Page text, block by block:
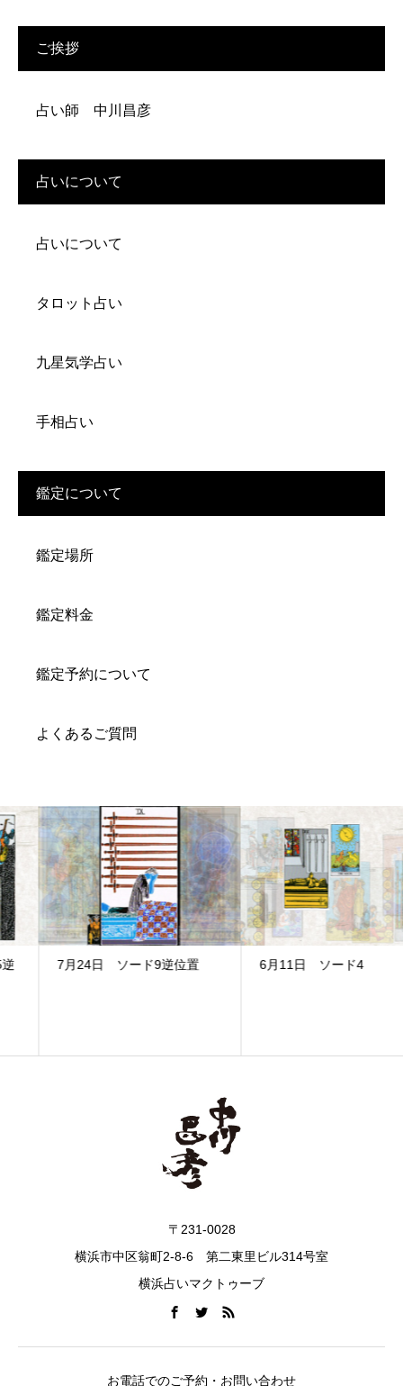
ご挨拶
占い師 中川昌彦
占いについて
占いについて
タロット占い
九星気学占い
手相占い
鑑定について
鑑定場所
鑑定料金
鑑定予約について
よくあるご質問
7月24日 ソード9逆位置 6月11日 ソード4
〒231-0028
横浜市中区翁町2-8-6 第二東里ビル314号室
横浜占いマクトゥーブ
お電話でのご予約・お問い合わせ